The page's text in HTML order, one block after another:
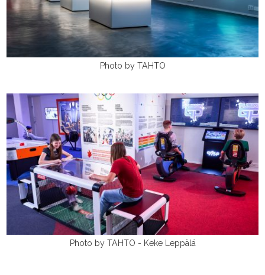
Photo by TAHTO
Photo by TAHTO - Keke Leppälä